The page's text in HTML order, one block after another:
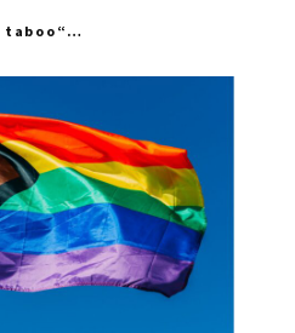
taboo“…